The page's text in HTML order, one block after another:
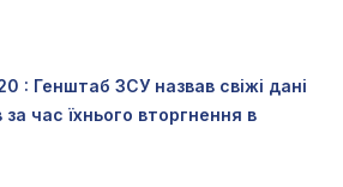
: Генштаб ЗСУ назвав свіжі дані
за час їхнього вторгнення в